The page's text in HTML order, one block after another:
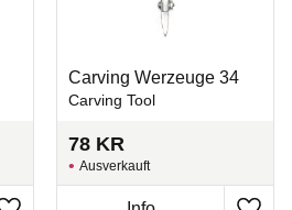
Carving Werzeuge 34
Carving Tool
78 KR
Ausverkauft